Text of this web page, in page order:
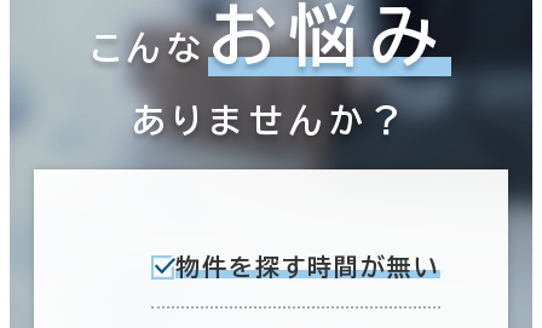
こんなお悩み
ありませんか？
物件を探す時間が無い